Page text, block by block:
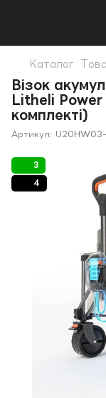
Каталог
Візок
Litheli
комплекті)
Артикул:
3
4